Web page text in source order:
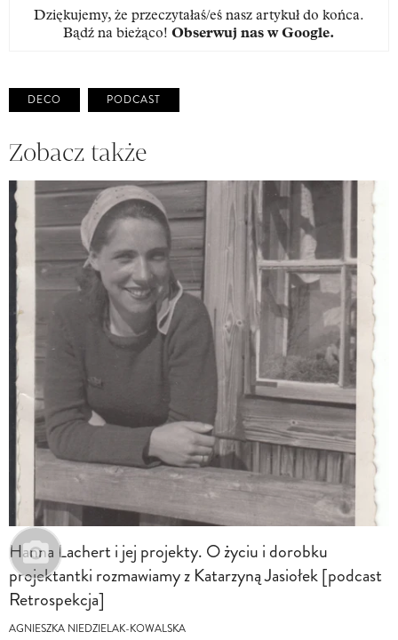
Dziękujemy, że przeczytałaś/eś nasz artykuł do końca.
Bądź na bieżąco! Obserwuj nas w Google.
DECO PODCAST
Zobacz także
Hanna Lachert i jej projekty. O życiu i dorobku
projektantki rozmawiamy z Katarzyną Jasiołek [podcast
Retrospekcja]
AGNIESZKA NIEDZIELAK-KOWALSKA